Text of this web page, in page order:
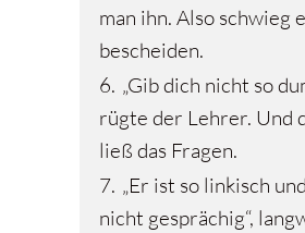
man ihn. Also schwieg
bescheiden.
6. „Gib dich nicht so
rügte der Lehrer. Und
ließ das Fragen.
7. „Er ist so linkisch
nicht gesprächig“,